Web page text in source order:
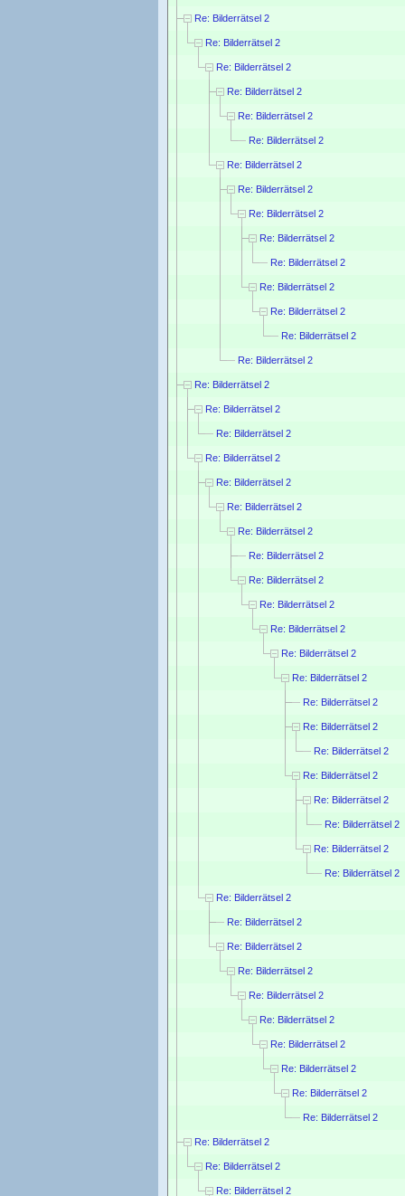
Re: Bilderrätsel 2
Re: Bilderrätsel 2
Re: Bilderrätsel 2
Re: Bilderrätsel 2
Re: Bilderrätsel 2
Re: Bilderrätsel 2
Re: Bilderrätsel 2
Re: Bilderrätsel 2
Re: Bilderrätsel 2
Re: Bilderrätsel 2
Re: Bilderrätsel 2
Re: Bilderrätsel 2
Re: Bilderrätsel 2
Re: Bilderrätsel 2
Re: Bilderrätsel 2
Re: Bilderrätsel 2
Re: Bilderrätsel 2
Re: Bilderrätsel 2
Re: Bilderrätsel 2
Re: Bilderrätsel 2
Re: Bilderrätsel 2
Re: Bilderrätsel 2
Re: Bilderrätsel 2
Re: Bilderrätsel 2
Re: Bilderrätsel 2
Re: Bilderrätsel 2
Re: Bilderrätsel 2
Re: Bilderrätsel 2
Re: Bilderrätsel 2
Re: Bilderrätsel 2
Re: Bilderrätsel 2
Re: Bilderrätsel 2
Re: Bilderrätsel 2
Re: Bilderrätsel 2
Re: Bilderrätsel 2
Re: Bilderrätsel 2
Re: Bilderrätsel 2
Re: Bilderrätsel 2
Re: Bilderrätsel 2
Re: Bilderrätsel 2
Re: Bilderrätsel 2
Re: Bilderrätsel 2
Re: Bilderrätsel 2
Re: Bilderrätsel 2
Re: Bilderrätsel 2
Re: Bilderrätsel 2
Re: Bilderrätsel 2
Re: Bilderrätsel 2
Re: Bilderrätsel 2